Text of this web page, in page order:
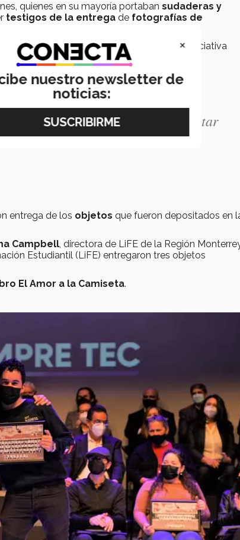
quienes en su mayoría portaban sudaderas y
testigos de la entrega de fotografías de
que se suman alRegreso Consciente , iniciativa
Llega el momento en que
están listos y listas para enfrentar
entrega de los objetos que fueron depositados en
Campbell, directora de LiFE de la Región
Estudiantil (LiFE) entregaron tres objetos
El Amor a la Camiseta.
×
nuestro newsletter de
noticias: